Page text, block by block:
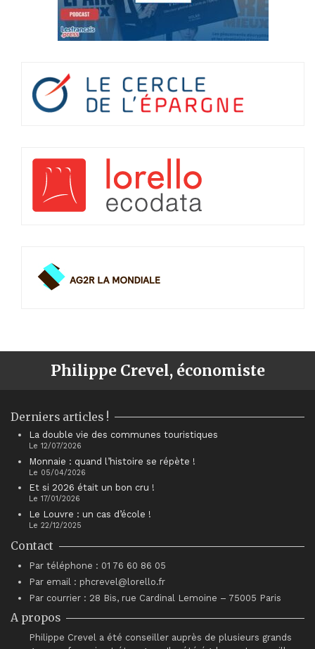
Philippe Crevel, économiste
Derniers articles !
La double vie des communes touristiques
Le 12/07/2026
Monnaie : quand l’histoire se répète !
Le 05/04/2026
Et si 2026 était un bon cru !
Le 17/01/2026
Le Louvre : un cas d’école !
Le 22/12/2025
Contact
Par téléphone : 01 76 60 86 05
Par email : phcrevel@lorello.fr
Par courrier : 28 Bis, rue Cardinal Lemoine – 75005 Paris
A propos
Philippe Crevel a été conseiller auprès de plusieurs grands